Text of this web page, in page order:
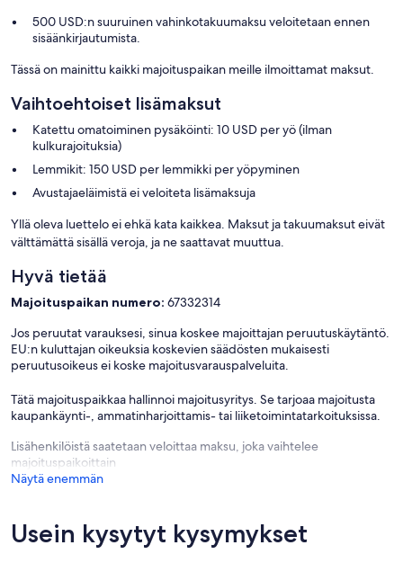
500 USD:n suuruinen vahinkotakuumaksu veloitetaan ennen
sisäänkirjautumista.
Tässä on mainittu kaikki majoituspaikan meille ilmoittamat maksut.
Vaihtoehtoiset lisämaksut
Katettu omatoiminen pysäköinti: 10 USD per yö (ilman
kulkurajoituksia)
Lemmikit: 150 USD per lemmikki per yöpyminen
Avustajaeläimistä ei veloiteta lisämaksuja
Yllä oleva luettelo ei ehkä kata kaikkea. Maksut ja takuumaksut eivät
välttämättä sisällä veroja, ja ne saattavat muuttua.
Hyvä tietää
Majoituspaikan numero: 67332314
Jos peruutat varauksesi, sinua koskee majoittajan peruutuskäytäntö.
EU:n kuluttajan oikeuksia koskevien säädösten mukaisesti
peruutusoikeus ei koske majoitusvarauspalveluita.
Tätä majoituspaikkaa hallinnoi majoitusyritys. Se tarjoaa majoitusta
kaupankäynti-, ammatinharjoittamis- tai liiketoimintatarkoituksissa.
Lisähenkilöistä saatetaan veloittaa maksu, joka vaihtelee
majoituspaikoittain
Näytä enemmän
Usein kysytyt kysymykset